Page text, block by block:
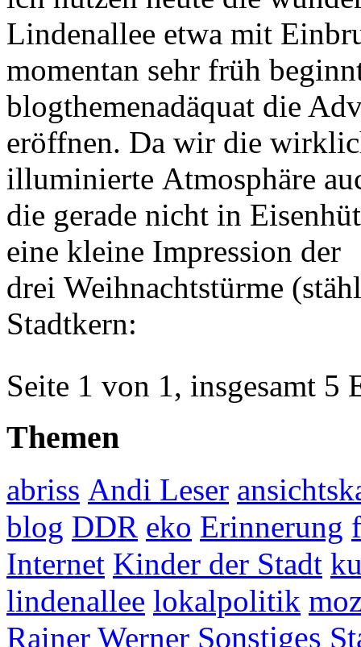
Lindenallee etwa mit
momentan sehr früh
blogthemenadäquat die
eröffnen. Da wir die
illuminierte Atmosphäre
die gerade nicht in
eine kleine Impression der
drei Weihnachtstürme
Stadtkern:
Seite 1 von 1, insgesamt 5
Themen
abriss Andi Leser
blog DDR eko Erinnerung
Internet Kinder der Stadt
lindenallee lokalpolitik
Rainer Werner Sonstiges